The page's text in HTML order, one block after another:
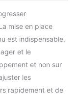
mise en place
est indispensable.
et le
et non sur
les
rapidement et de